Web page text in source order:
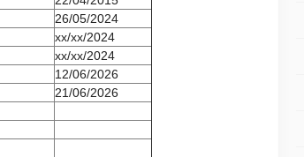
26/05/2024
xx/xx/2024
xx/xx/2024
12/06/2026
21/06/2026